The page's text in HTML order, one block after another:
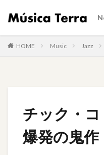
HOME Music Jazz
チック・
爆発の鬼作